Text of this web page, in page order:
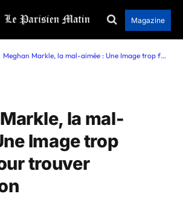
Magazine
Meghan Markle, la mal-aimée : Une Image trop forcée pour trouver l’Adoration
la mal-
Image trop
trouver